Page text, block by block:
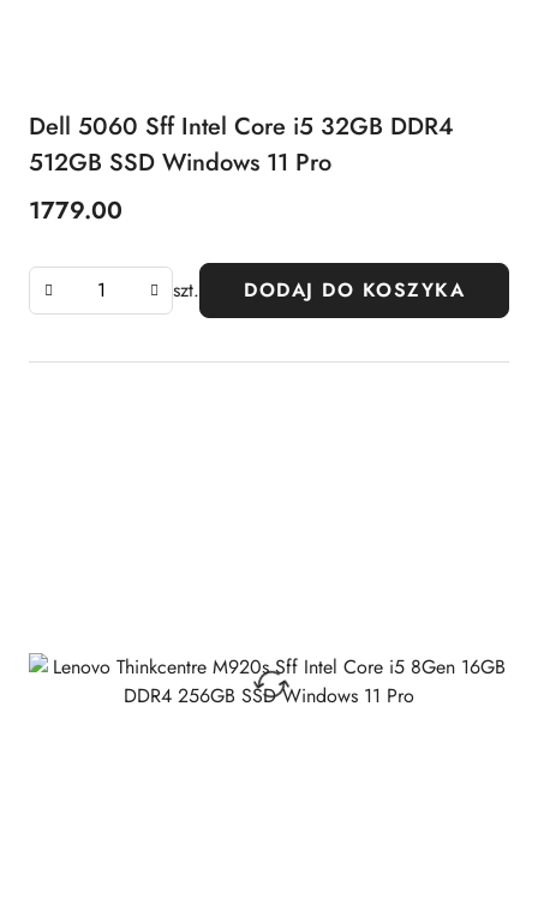
Dell 5060 Sff Intel Core i5 32GB DDR4
512GB SSD Windows 11 Pro
Cena:
1779.00
szt. DODAJ DO KOSZYKA